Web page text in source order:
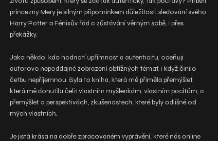
princezny Mery je silným připomínkem důležitosti sledování svého
Harry Potter a Fénixův řád a zůstávání věrným sobě, i přes
překážky.
Jako někdo, kdo hodnotí upřímnost a autenticitu, oceňuji
autorovo nepoddajné zobrazení obtížných témat, i když činilo
četbu nepříjemnou. Byla to kniha, která mě přiměla přemýšlet,
která mě donutila čelit vlastním myšlenkám, vlastním pocitům, a
přemýšlet o perspektivách, zkušenostech, které byly odlišné od
mých vlastních.
Je jistá krása na dobře zpracovaném vyprávění, které nás online